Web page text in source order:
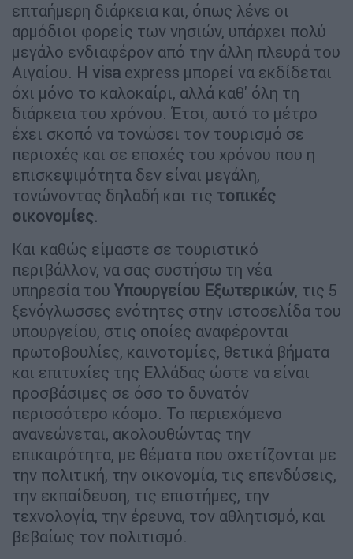
επταήμερη διάρκεια και, όπως λένε οι
αρμόδιοι φορείς των νησιών, υπάρχει πολύ
μεγάλο ενδιαφέρον από την άλλη πλευρά του
Αιγαίου. Η visa express μπορεί να εκδίδεται
όχι μόνο το καλοκαίρι, αλλά καθ' όλη τη
διάρκεια του χρόνου. Έτσι, αυτό το μέτρο
έχει σκοπό να τονώσει τον τουρισμό σε
περιοχές και σε εποχές του χρόνου που η
επισκεψιμότητα δεν είναι μεγάλη,
τονώνοντας δηλαδή και τις τοπικές
οικονομίες.
Και καθώς είμαστε σε τουριστικό
περιβάλλον, να σας συστήσω τη νέα
υπηρεσία του Υπουργείου Εξωτερικών, τις 5
ξενόγλωσσες ενότητες στην ιστοσελίδα του
υπουργείου, στις οποίες αναφέρονται
πρωτοβουλίες, καινοτομίες, θετικά βήματα
και επιτυχίες της Ελλάδας ώστε να είναι
προσβάσιμες σε όσο το δυνατόν
περισσότερο κόσμο. Το περιεχόμενο
ανανεώνεται, ακολουθώντας την
επικαιρότητα, με θέματα που σχετίζονται με
την πολιτική, την οικονομία, τις επενδύσεις,
την εκπαίδευση, τις επιστήμες, την
τεχνολογία, την έρευνα, τον αθλητισμό, και
βεβαίως τον πολιτισμό.